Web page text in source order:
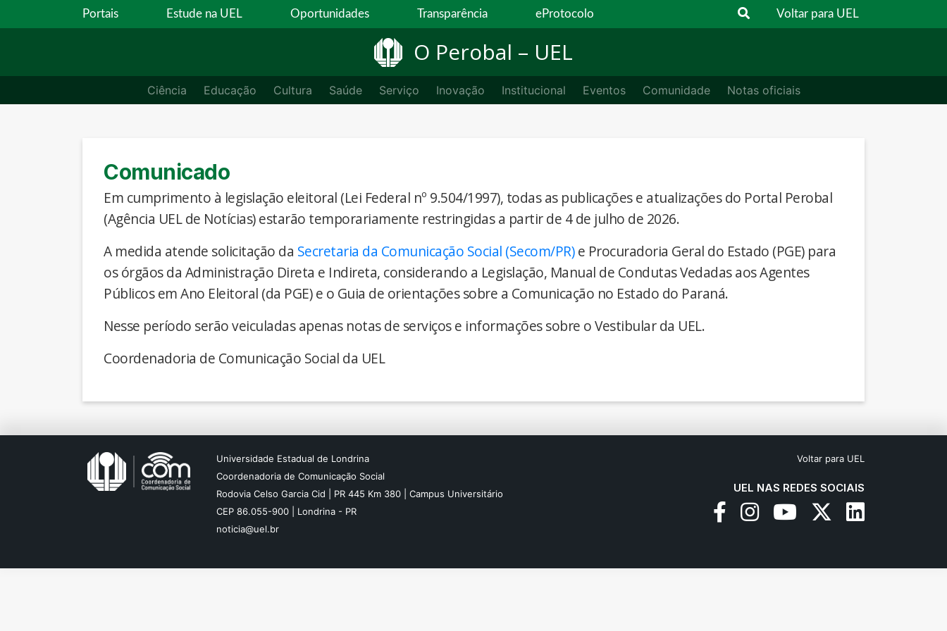
Portais Estude na UEL Oportunidades Transparência eProtocolo Voltar para UEL
O Perobal – UEL
Ciência Educação Cultura Saúde Serviço Inovação Institucional Eventos Comunidade Notas oficiais
Comunicado
Em cumprimento à legislação eleitoral (Lei Federal nº 9.504/1997), todas as publicações e atualizações do Portal Perobal
(Agência UEL de Notícias) estarão temporariamente restringidas a partir de 4 de julho de 2026.
A medida atende solicitação da Secretaria da Comunicação Social (Secom/PR)e Procuradoria Geral do Estado (PGE) para
os órgãos da Administração Direta e Indireta, considerando a Legislação, Manual de Condutas Vedadas aos Agentes
Públicos em Ano Eleitoral (da PGE) e o Guia de orientações sobre a Comunicação no Estado do Paraná.
Nesse período serão veiculadas apenas notas de serviços e informações sobre o Vestibular da UEL.
Coordenadoria de Comunicação Social da UEL
Universidade Estadual de Londrina
Coordenadoria de Comunicação Social
Rodovia Celso Garcia Cid | PR 445 Km 380 | Campus Universitário
CEP 86.055-900 | Londrina - PR
noticia@uel.br
Voltar para UEL
UEL NAS REDES SOCIAIS